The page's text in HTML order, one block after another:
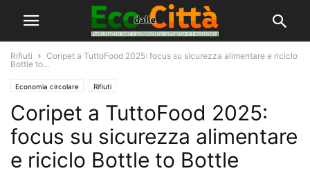
Rifiuti
Coripet a TuttoFood 2025: focus su sicurezza alimentare e riciclo
Bottle to...
Economia circolare Rifiuti
Coripet a TuttoFood 2025:
focus su sicurezza alimentare
e riciclo Bottle to Bottle